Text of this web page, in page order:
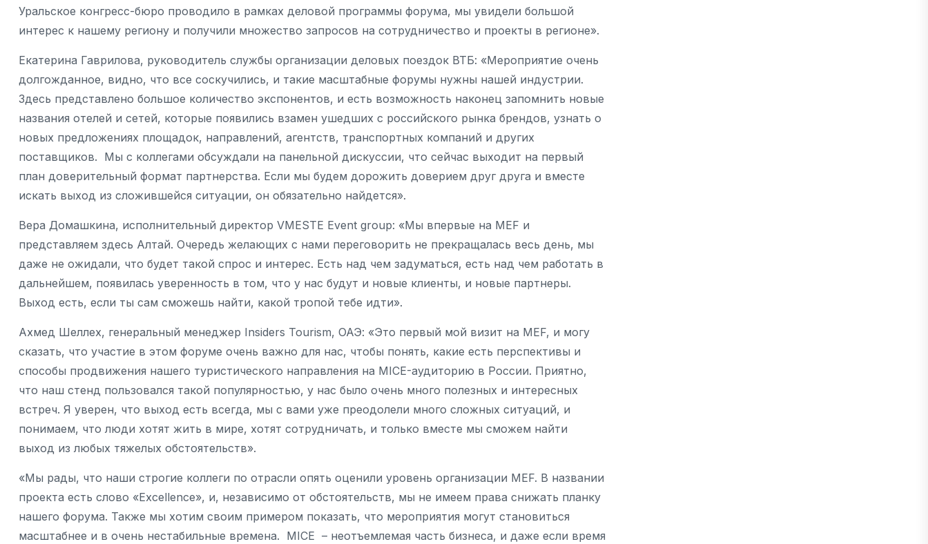
Уральское конгресс-бюро проводило в рамках деловой программы форума, мы увидели большой
интерес к нашему региону и получили множество запросов на сотрудничество и проекты в регионе».
Екатерина Гаврилова, руководитель службы организации деловых поездок ВТБ: «Мероприятие очень
долгожданное, видно, что все соскучились, и такие масштабные форумы нужны нашей индустрии.
Здесь представлено большое количество экспонентов, и есть возможность наконец запомнить новые
названия отелей и сетей, которые появились взамен ушедших с российского рынка брендов, узнать о
новых предложениях площадок, направлений, агентств, транспортных компаний и других
поставщиков. Мы с коллегами обсуждали на панельной дискуссии, что сейчас выходит на первый
план доверительный формат партнерства. Если мы будем дорожить доверием друг друга и вместе
искать выход из сложившейся ситуации, он обязательно найдется».
Вера Домашкина, исполнительный директор VMESTE Event group: «Мы впервые на MEF и
представляем здесь Алтай. Очередь желающих с нами переговорить не прекращалась весь день, мы
даже не ожидали, что будет такой спрос и интерес. Есть над чем задуматься, есть над чем работать в
дальнейшем, появилась уверенность в том, что у нас будут и новые клиенты, и новые партнеры.
Выход есть, если ты сам сможешь найти, какой тропой тебе идти».
Ахмед Шеллех, генеральный менеджер Insiders Tourism, ОАЭ: «Это первый мой визит на MEF, и могу
сказать, что участие в этом форуме очень важно для нас, чтобы понять, какие есть перспективы и
способы продвижения нашего туристического направления на MICE-аудиторию в России. Приятно,
что наш стенд пользовался такой популярностью, у нас было очень много полезных и интересных
встреч. Я уверен, что выход есть всегда, мы с вами уже преодолели много сложных ситуаций, и
понимаем, что люди хотят жить в мире, хотят сотрудничать, и только вместе мы сможем найти
выход из любых тяжелых обстоятельств».
«Мы рады, что наши строгие коллеги по отрасли опять оценили уровень организации MEF. В названии
проекта есть слово «Excellence», и, независимо от обстоятельств, мы не имеем права снижать планку
нашего форума. Также мы хотим своим примером показать, что мероприятия могут становиться
масштабнее и в очень нестабильные времена. MICE – неотъемлемая часть бизнеса, и даже если время